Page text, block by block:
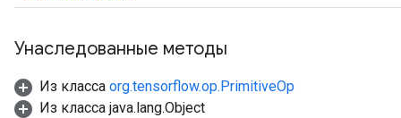
Унаследованные методы
Из класса org.tensorflow.op.PrimitiveOp
Из класса java.lang.Object